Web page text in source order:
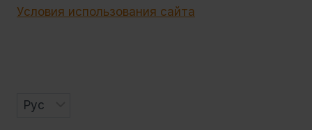
Условия использования сайта